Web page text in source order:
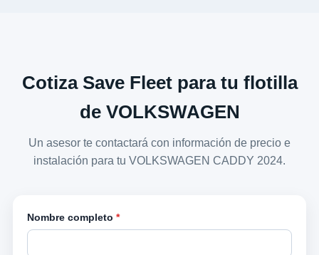
Cotiza Save Fleet para tu flotilla
de VOLKSWAGEN
Un asesor te contactará con información de precio e
instalación para tu VOLKSWAGEN CADDY 2024.
Nombre completo *